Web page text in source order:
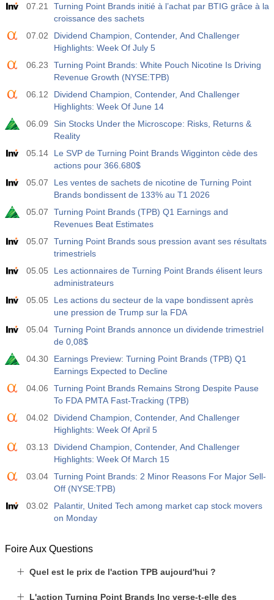
07.21
Turning Point Brands initié à l’achat par BTIG grâce à la
croissance des sachets
07.02
Dividend Champion, Contender, And Challenger
Highlights: Week Of July 5
06.23
Turning Point Brands: White Pouch Nicotine Is Driving
Revenue Growth (NYSE:TPB)
06.12
Dividend Champion, Contender, And Challenger
Highlights: Week Of June 14
06.09
Sin Stocks Under the Microscope: Risks, Returns &
Reality
05.14
Le SVP de Turning Point Brands Wigginton cède des
actions pour 366.680$
05.07
Les ventes de sachets de nicotine de Turning Point
Brands bondissent de 133% au T1 2026
05.07
Turning Point Brands (TPB) Q1 Earnings and
Revenues Beat Estimates
05.07
Turning Point Brands sous pression avant ses résultats
trimestriels
05.05
Les actionnaires de Turning Point Brands élisent leurs
administrateurs
05.05
Les actions du secteur de la vape bondissent après
une pression de Trump sur la FDA
05.04 Turning Point Brands annonce un dividende trimestriel
de 0,08$
04.30
Earnings Preview: Turning Point Brands (TPB) Q1
Earnings Expected to Decline
04.06
Turning Point Brands Remains Strong Despite Pause
To FDA PMTA Fast-Tracking (TPB)
04.02
Dividend Champion, Contender, And Challenger
Highlights: Week Of April 5
03.13
Dividend Champion, Contender, And Challenger
Highlights: Week Of March 15
03.04 Turning Point Brands: 2 Minor Reasons For Major Sell-
Off (NYSE:TPB)
03.02
Palantir, United Tech among market cap stock movers
on Monday
Foire Aux Questions
Quel est le prix de l'action TPB aujourd'hui ?
L'action Turning Point Brands Inc verse-t-elle des